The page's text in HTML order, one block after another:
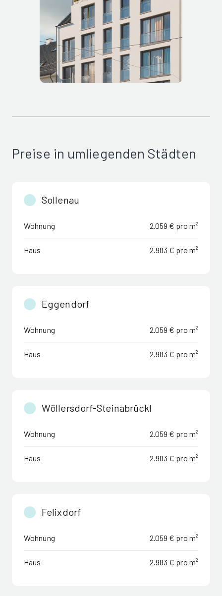
Preise in umliegenden Städten
Sollenau
Wohnung 2.059 € pro m²
Haus 2.983 € pro m²
Eggendorf
Wohnung 2.059 € pro m²
Haus 2.983 € pro m²
Wöllersdorf-Steinabrückl
Wohnung 2.059 € pro m²
Haus 2.983 € pro m²
Felixdorf
Wohnung 2.059 € pro m²
Haus 2.983 € pro m²